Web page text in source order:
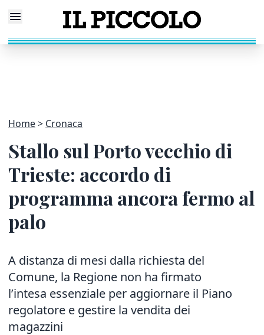
Home Cronaca
Stallo sul Porto vecchio di
Trieste: accordo di
programma ancora fermo al
palo
A distanza di mesi dalla richiesta del
Comune, la Regione non ha firmato
l’intesa essenziale per aggiornare il Piano
regolatore e gestire la vendita dei
magazzini